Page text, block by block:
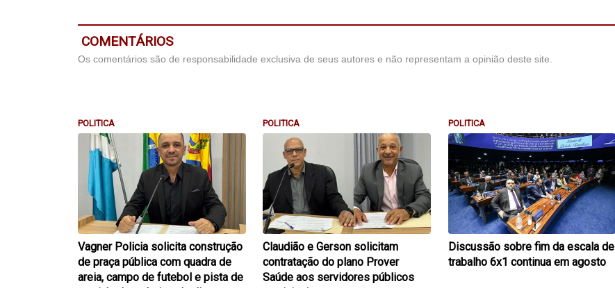
COMENTÁRIOS
Os comentários são de responsabilidade exclusiva de seus autores e não representam a opinião deste site.
POLITICA
Vagner Policia solicita construção
de praça pública com quadra de
areia, campo de futebol e pista de
POLITICA
Claudião e Gerson solicitam
contratação do plano Prover
Saúde aos servidores públicos
POLITICA
Discussão sobre fim da escala de
trabalho 6x1 continua em agosto